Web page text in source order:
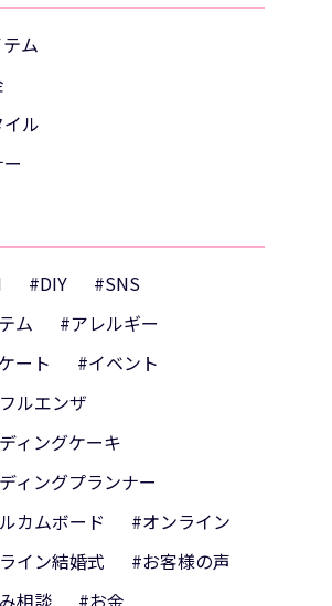
ム
ル
#DIY
#SNS
ム
#アレルギー
ート
#イベント
ルエンザ
ィングケーキ
ィングプランナー
カムボード
#オンライン
イン結婚式
#お客様の声